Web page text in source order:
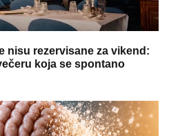
nisu rezervisane za vikend:
koja se spontano